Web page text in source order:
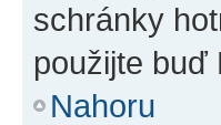
schránky
použijte buď
Nahoru